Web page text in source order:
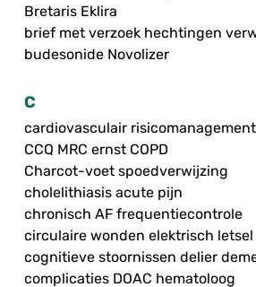
Bretaris Eklira
brief met verzoek hechtingen
budesonide Novolizer
C
cardiovasculair risicomanagement
CCQ MRC ernst COPD
Charcot-voet spoedverwijzing
cholelithiasis acute pijn
chronisch AF frequentiecontrole
circulaire wonden elektrisch letsel
cognitieve stoornissen delier
complicaties DOAC hematoloog